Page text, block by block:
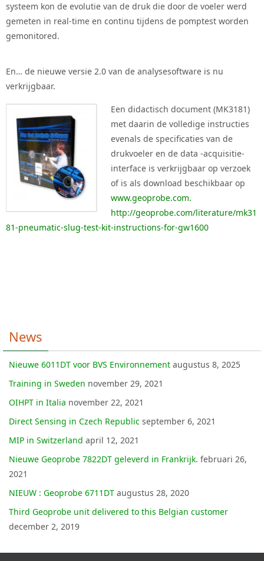
systeem kon de evolutie van de druk die door de voeler werd
gemeten in real-time en continu tijdens de pomptest worden
gemonitored.
En… de nieuwe versie 2.0 van de analysesoftware is nu
verkrijgbaar.
Een didactisch document (MK3181)
met daarin de volledige instructies
evenals de specificaties van de
drukvoeler en de data -acquisitie-
interface is verkrijgbaar op verzoek
of is als download beschikbaar op
www.geoprobe.com.
http://geoprobe.com/literature/mk31
81-pneumatic-slug-test-kit-instructions-for-gw1600
News
Nieuwe 6011DT voor BVS Environnement augustus 8, 2025
Training in Sweden november 29, 2021
OIHPT in Italia november 22, 2021
Direct Sensing in Czech Republic september 6, 2021
MIP in Switzerland april 12, 2021
Nieuwe Geoprobe 7822DT geleverd in Frankrijk. februari 26,
2021
NIEUW : Geoprobe 6711DT augustus 28, 2020
Third Geoprobe unit delivered to this Belgian customer
december 2, 2019